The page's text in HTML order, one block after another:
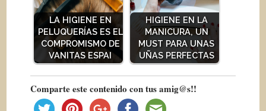
LA HIGIENE EN
PELUQUERÍAS ES EL
COMPROMISMO DE
VANITAS ESPAI
HIGIENE EN LA
MANICURA, UN
MUST PARA UNAS
UÑAS PERFECTAS
Comparte este contenido con tus amig@s!!